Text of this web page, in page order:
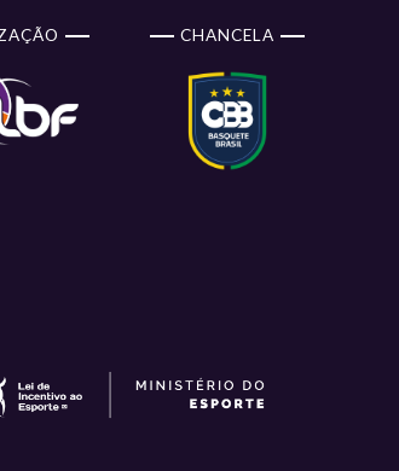
CHANCELA